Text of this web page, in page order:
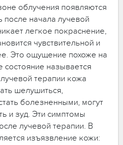
облучения появляются
после начала лучевой
легкое покраснение,
чувствительной и
Это ощущение похоже на
состояние называется
терапии кожа
шелушиться,
болезненными, могут
и зуд. Эти симптомы
лучевой терапии. В
изъязвление кожи: